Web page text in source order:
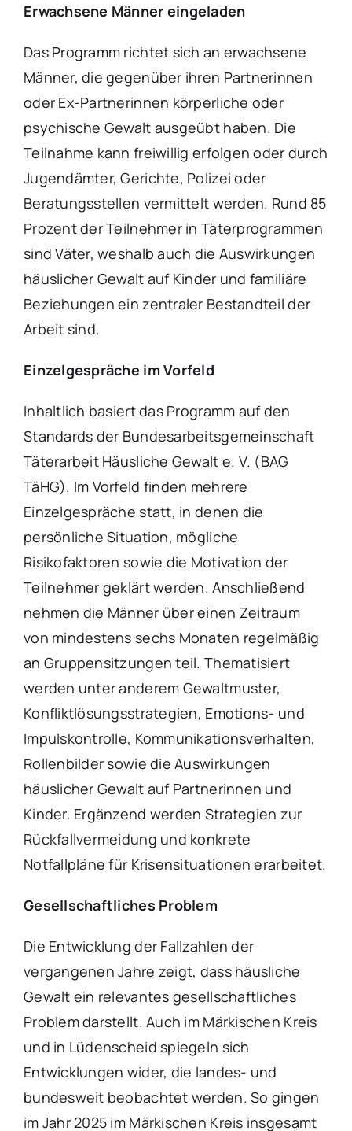
Erwachsene Männer eingeladen
Das Programm richtet sich an erwachsene
Männer, die gegenüber ihren Partnerinnen
oder Ex-Partnerinnen körperliche oder
psychische Gewalt ausgeübt haben. Die
Teilnahme kann freiwillig erfolgen oder durch
Jugendämter, Gerichte, Polizei oder
Beratungsstellen vermittelt werden. Rund 85
Prozent der Teilnehmer in Täterprogrammen
sind Väter, weshalb auch die Auswirkungen
häuslicher Gewalt auf Kinder und familiäre
Beziehungen ein zentraler Bestandteil der
Arbeit sind.
Einzelgespräche im Vorfeld
Inhaltlich basiert das Programm auf den
Standards der Bundesarbeitsgemeinschaft
Täterarbeit Häusliche Gewalt e. V. (BAG
TäHG). Im Vorfeld finden mehrere
Einzelgespräche statt, in denen die
persönliche Situation, mögliche
Risikofaktoren sowie die Motivation der
Teilnehmer geklärt werden. Anschließend
nehmen die Männer über einen Zeitraum
von mindestens sechs Monaten regelmäßig
an Gruppensitzungen teil. Thematisiert
werden unter anderem Gewaltmuster,
Konfliktlösungsstrategien, Emotions- und
Impulskontrolle, Kommunikationsverhalten,
Rollenbilder sowie die Auswirkungen
häuslicher Gewalt auf Partnerinnen und
Kinder. Ergänzend werden Strategien zur
Rückfallvermeidung und konkrete
Notfallpläne für Krisensituationen erarbeitet.
Gesellschaftliches Problem
Die Entwicklung der Fallzahlen der
vergangenen Jahre zeigt, dass häusliche
Gewalt ein relevantes gesellschaftliches
Problem darstellt. Auch im Märkischen Kreis
und in Lüdenscheid spiegeln sich
Entwicklungen wider, die landes- und
bundesweit beobachtet werden. So gingen
im Jahr 2025 im Märkischen Kreis insgesamt